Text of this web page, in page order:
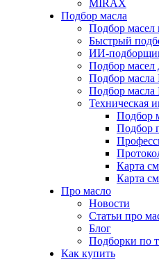
MIRAX
Подбор масла
Подбор масел
Быстрый
ИИ-
Подбор масел
Подбор масла
Подбор масла
Техническая
Подбор
Подбор
Карта
Карта
Про масло
Новости
Статьи про
Блог
Подборки по
Как купить